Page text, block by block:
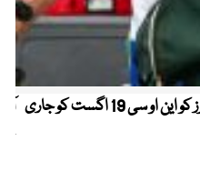
کیریبین پریمیئر لیگ ، قومی کرکٹرز کو این او سی 19 اگست کو جاری